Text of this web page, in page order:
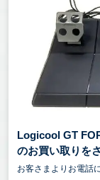
Logicool GT
のお買い取りを
お客さまよりお電話